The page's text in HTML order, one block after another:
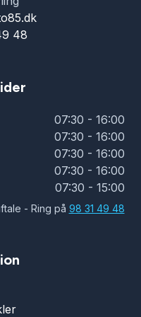
48
07:30 - 16:00
07:30 - 16:00
07:30 - 16:00
07:30 - 16:00
07:30 - 15:00
- Ring på 98 31 49 48